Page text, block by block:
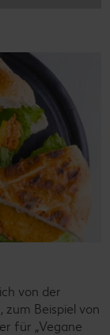
von der
zum Beispiel von
für „Vegane